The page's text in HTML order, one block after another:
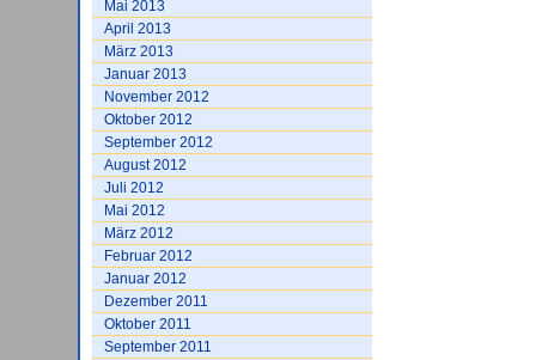
Mai 2013
April 2013
März 2013
Januar 2013
November 2012
Oktober 2012
September 2012
August 2012
Juli 2012
Mai 2012
März 2012
Februar 2012
Januar 2012
Dezember 2011
Oktober 2011
September 2011